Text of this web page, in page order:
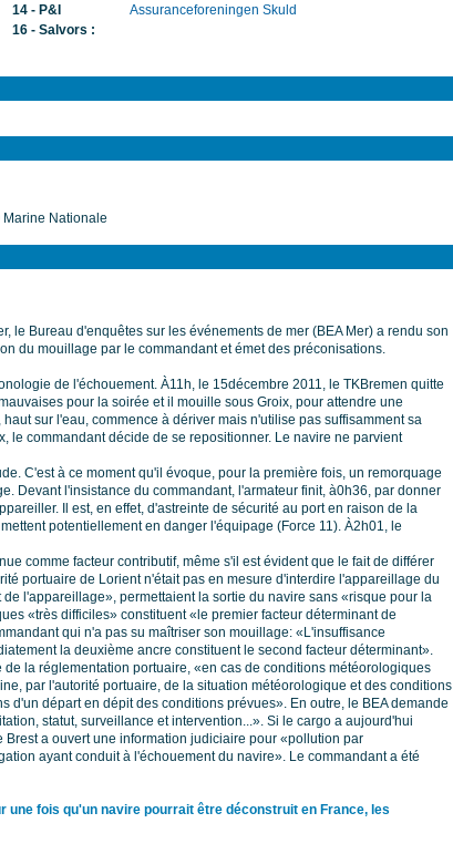
14 - P&I
Assuranceforeningen Skuld
16 - Salvors :
Nationale
le Bureau d'enquêtes sur les événements de mer (BEA Mer) a rendu son
du mouillage par le commandant et émet des préconisations.
de l'échouement. À11h, le 15décembre 2011, le TKBremen quitte
pour la soirée et il mouille sous Groix, pour attendre une
sur l'eau, commence à dériver mais n'utilise pas suffisamment sa
le commandant décide de se repositionner. Le navire ne parvient
C'est à ce moment qu'il évoque, pour la première fois, un remorquage
Devant l'insistance du commandant, l'armateur finit, à0h36, par donner
Il est, en effet, d'astreinte de sécurité au port en raison de la
potentiellement en danger l'équipage (Force 11). À2h01, le
comme facteur contributif, même s'il est évident que le fait de différer
portuaire de Lorient n'était pas en mesure d'interdire l'appareillage du
l'appareillage», permettaient la sortie du navire sans «risque pour la
«très difficiles» constituent «le premier facteur déterminant de
qui n'a pas su maîtriser son mouillage: «L'insuffisance
la deuxième ancre constituent le second facteur déterminant».
la réglementation portuaire, «en cas de conditions météorologiques
par l'autorité portuaire, de la situation météorologique et des conditions
d'un départ en dépit des conditions prévues». En outre, le BEA demande
statut, surveillance et intervention...». Si le cargo a aujourd'hui
a ouvert une information judiciaire pour «pollution par
ayant conduit à l'échouement du navire». Le commandant a été
une fois qu'un navire pourrait être déconstruit en France, les